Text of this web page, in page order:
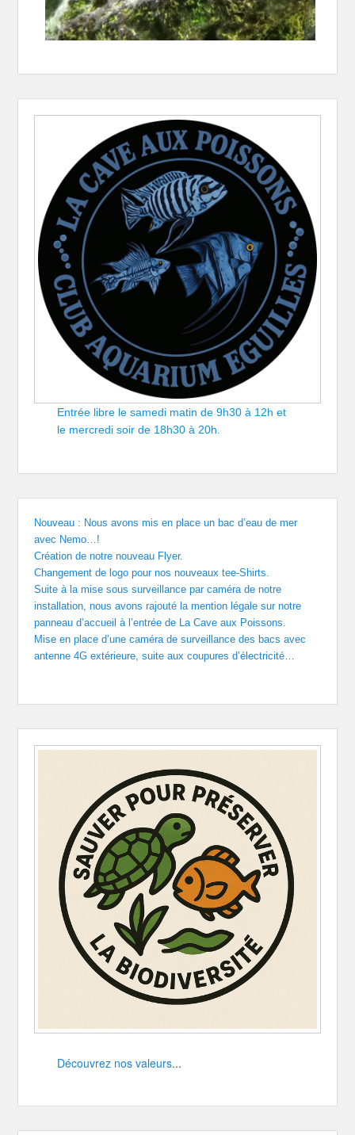
Entrée libre le samedi matin de 9h30 à 12h et
le mercredi soir de 18h30 à 20h.
Nouveau : Nous avons mis en place un bac d’eau de mer
avec Nemo…!
Création de notre nouveau Flyer.
Changement de logo pour nos nouveaux tee-Shirts.
Suite à la mise sous surveillance par caméra de notre
installation, nous avons rajouté la mention légale sur notre
panneau d’accueil à l’entrée de La Cave aux Poissons.
Mise en place d’une caméra de surveillance des bacs avec
antenne 4G extérieure, suite aux coupures d’électricité…
Découvrez nos valeurs...